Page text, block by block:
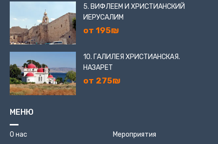
5. ВИФЛЕЕМ И ХРИСТИАНСКИЙ
ИЕРУСАЛИМ
от 195₪
10. ГАЛИЛЕЯ ХРИСТИАНСКАЯ.
НАЗАРЕТ
от 275₪
МЕНЮ
О нас
Мероприятия